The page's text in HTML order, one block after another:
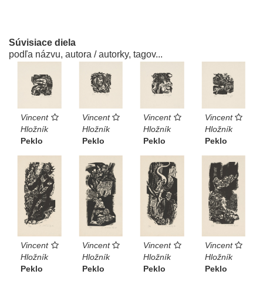
Súvisiace diela
podľa názvu, autora / autorky, tagov...
Vincent
Hložník
Peklo
Vincent
Hložník
Peklo
Vincent
Hložník
Peklo
Vincent
Hložník
Peklo
Vincent
Hložník
Peklo
Vincent
Hložník
Peklo
Vincent
Hložník
Peklo
Vincent
Hložník
Peklo